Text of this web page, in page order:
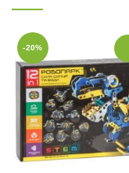
-20%